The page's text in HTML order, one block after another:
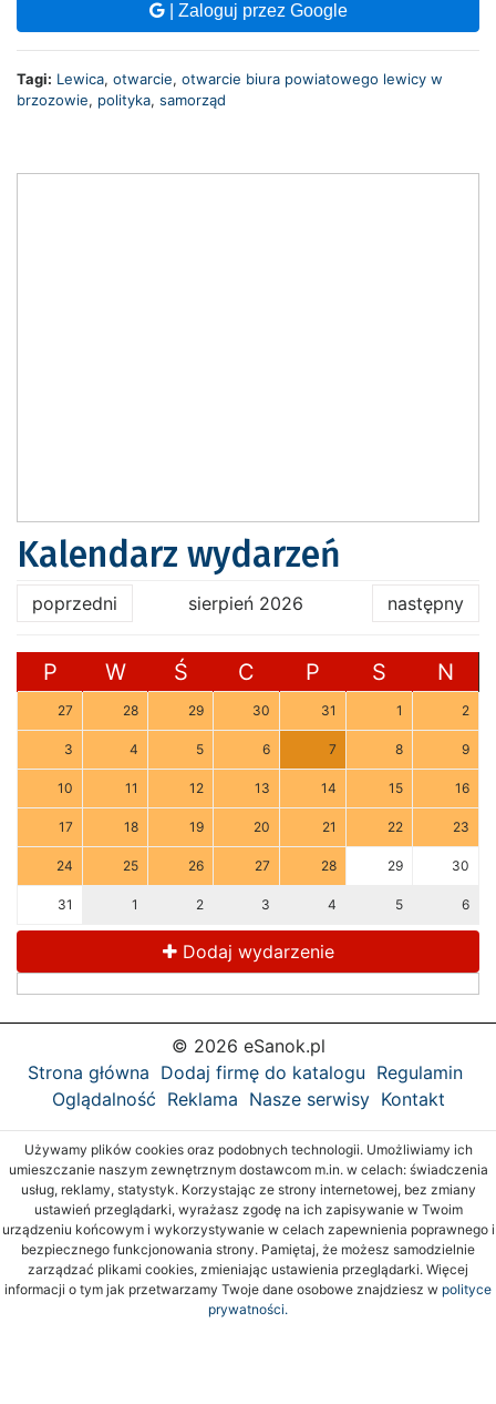
| Zaloguj przez Google
Tagi: Lewica, otwarcie, otwarcie biura powiatowego lewicy w
brzozowie, polityka, samorząd
Kalendarz wydarzeń
poprzedni sierpień 2026 następny
P W Ś C P S N
27 28 29 30 31 1 2
3 4 5 6 7 8 9
10 11 12 13 14 15 16
17 18 19 20 21 22 23
24 25 26 27 28 29 30
31 1 2 3 4 5 6
Dodaj wydarzenie
© 2026 eSanok.pl
Strona główna Dodaj firmę do katalogu Regulamin
Oglądalność Reklama Nasze serwisy Kontakt
Używamy plików cookies oraz podobnych technologii. Umożliwiamy ich
umieszczanie naszym zewnętrznym dostawcom m.in. w celach: świadczenia
usług, reklamy, statystyk. Korzystając ze strony internetowej, bez zmiany
ustawień przeglądarki, wyrażasz zgodę na ich zapisywanie w Twoim
urządzeniu końcowym i wykorzystywanie w celach zapewnienia poprawnego i
bezpiecznego funkcjonowania strony. Pamiętaj, że możesz samodzielnie
zarządzać plikami cookies, zmieniając ustawienia przeglądarki. Więcej
informacji o tym jak przetwarzamy Twoje dane osobowe znajdziesz w polityce
prywatności.